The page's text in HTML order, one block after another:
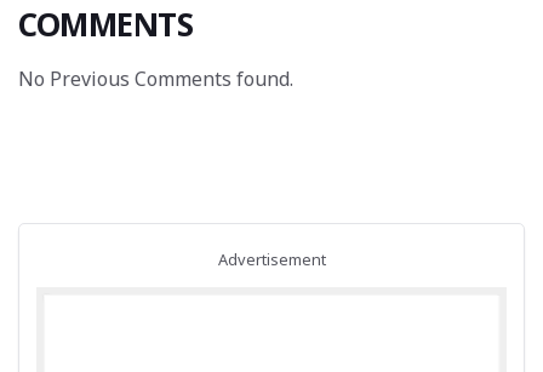
COMMENTS
No Previous Comments found.
Advertisement